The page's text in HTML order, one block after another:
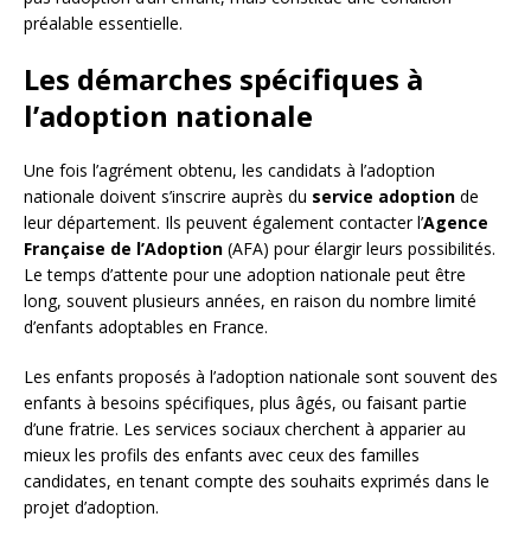
préalable essentielle.
Les démarches spécifiques à
l’adoption nationale
Une fois l’agrément obtenu, les candidats à l’adoption
nationale doivent s’inscrire auprès du service adoption de
leur département. Ils peuvent également contacter l’Agence
Française de l’Adoption (AFA) pour élargir leurs possibilités.
Le temps d’attente pour une adoption nationale peut être
long, souvent plusieurs années, en raison du nombre limité
d’enfants adoptables en France.
Les enfants proposés à l’adoption nationale sont souvent des
enfants à besoins spécifiques, plus âgés, ou faisant partie
d’une fratrie. Les services sociaux cherchent à apparier au
mieux les profils des enfants avec ceux des familles
candidates, en tenant compte des souhaits exprimés dans le
projet d’adoption.